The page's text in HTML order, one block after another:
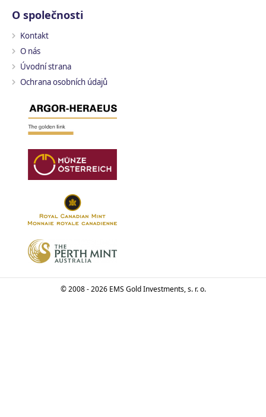
O společnosti
Kontakt
O nás
Úvodní strana
Ochrana osobních údajů
© 2008 - 2026 EMS Gold Investments, s. r. o.